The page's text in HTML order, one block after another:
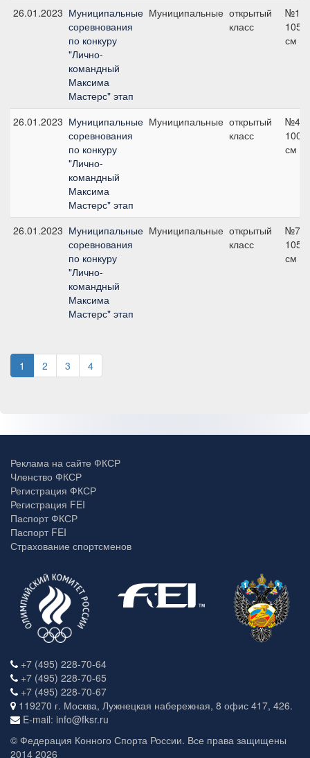
26.01.2023 Муниципальные
соревнования
по конкуру
"Лично-
командный
Максима
Мастерс" этап
Муниципальные открытый
класс
№10,
105
см
26.01.2023 Муниципальные
соревнования
по конкуру
"Лично-
командный
Максима
Мастерс" этап
Муниципальные открытый
класс
№4,
100
см
26.01.2023 Муниципальные
соревнования
по конкуру
"Лично-
командный
Максима
Мастерс" этап
Муниципальные открытый
класс
№7,
105
см
1 2 3 4
Реклама на сайте ФКСР
Членство ФКСР
Регистрация ФКСР
Регистрация FEI
Паспорт ФКСР
Паспорт FEI
Страхование спортсменов
+7 (495) 228-70-64
+7 (495) 228-70-65
+7 (495) 228-70-67
119270 г. Москва, Лужнецкая набережная, 8 офис 417, 426.
E-mail: info@fksr.ru
© Федерация Конного Спорта России. Все права защищены
2014 2026